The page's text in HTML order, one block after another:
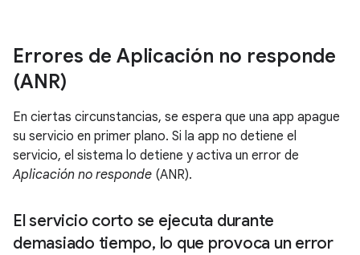
Errores de Aplicación no responde
(ANR)
En ciertas circunstancias, se espera que una app apague
su servicio en primer plano. Si la app no detiene el
servicio, el sistema lo detiene y activa un error de
Aplicación no responde (ANR).
El servicio corto se ejecuta durante
demasiado tiempo, lo que provoca un error